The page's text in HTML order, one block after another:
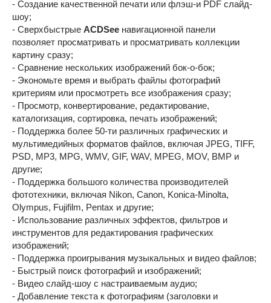
- Создание качественной печати или флэш-и PDF слайд-
шоу;
- Сверхбыстрые ACDSee навигационной панели
позволяет просматривать и просматривать коллекции
картину сразу;
- Сравнение нескольких изображений бок-о-бок;
- Экономьте время и выбрать файлы фотографий
критериям или просмотреть все изображения сразу;
- Просмотр, конвертирование, редактирование,
каталогизация, сортировка, печать изображений;
- Поддержка более 50-ти различных графических и
мультимедийных форматов файлов, включая JPEG, TIFF,
PSD, MP3, MPG, WMV, GIF, WAV, MPEG, MOV, BMP и
другие;
- Поддержка большого количества производителей
фототехники, включая Nikon, Canon, Konica-Minolta,
Olympus, Fujifilm, Pentax и другие;
- Использование различных эффектов, фильтров и
инструментов для редактирования графических
изображений;
- Поддержка проигрывания музыкальных и видео файлов;
- Быстрый поиск фотографий и изображений;
- Видео слайд-шоу с настраиваемым аудио;
- Добавление текста к фотографиям (заголовки и